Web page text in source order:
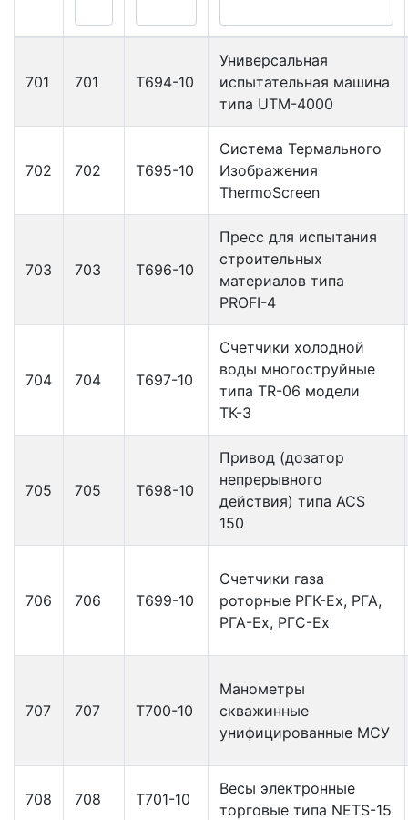
701 701 Т694-10
Универсальная
испытательная машина
типа UTM-4000
702 702 Т695-10
Система Термального
Изображения
ThermoScreen
703 703 Т696-10
Пресс для испытания
строительных
материалов типа
PROFI-4
704 704 Т697-10
Счетчики холодной
воды многоструйные
типа TR-06 модели
ТК-3
705 705 Т698-10
Привод (дозатор
непрерывного
действия) типа ACS
150
706 706 Т699-10
Счетчики газа
роторные РГК-Ех, РГА,
РГА-Ех, РГС-Ех
707 707 Т700-10
Манометры
скважинные
унифицированные МСУ
708 708 Т701-10
Весы электронные
торговые типа NETS-15